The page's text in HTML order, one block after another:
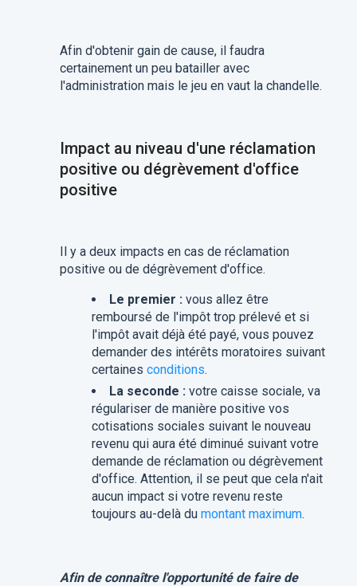
Afin d'obtenir gain de cause, il faudra
certainement un peu batailler avec
l'administration mais le jeu en vaut la chandelle.
Impact au niveau d'une réclamation
positive ou dégrèvement d'office
positive
Il y a deux impacts en cas de réclamation
positive ou de dégrèvement d'office.
Le premier : vous allez être
remboursé de l'impôt trop prélevé et si
l'impôt avait déjà été payé, vous pouvez
demander des intérêts moratoires suivant
certaines conditions.
La seconde : votre caisse sociale, va
régulariser de manière positive vos
cotisations sociales suivant le nouveau
revenu qui aura été diminué suivant votre
demande de réclamation ou dégrèvement
d'office. Attention, il se peut que cela n'ait
aucun impact si votre revenu reste
toujours au-delà du montant maximum.
Afin de connaître l'opportunité de faire de